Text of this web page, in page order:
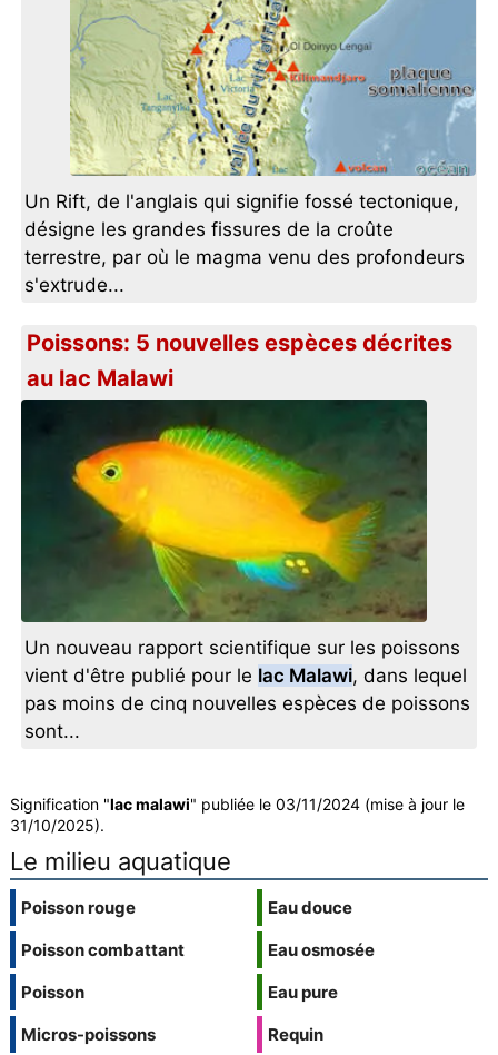
Un Rift, de l'anglais qui signifie fossé tectonique,
désigne les grandes fissures de la croûte
terrestre, par où le magma venu des profondeurs
s'extrude...
Poissons: 5 nouvelles espèces décrites
au lac Malawi
Un nouveau rapport scientifique sur les poissons
vient d'être publié pour le lac Malawi, dans lequel
pas moins de cinq nouvelles espèces de poissons
sont...
Signification "lac malawi" publiée le 03/11/2024 (mise à jour le
31/10/2025).
Le milieu aquatique
Poisson rouge
Poisson combattant
Poisson
Micros-poissons
Eau douce
Eau osmosée
Eau pure
Requin